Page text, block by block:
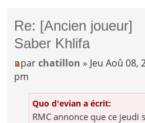
Re: [Ancien joueur]
Saber Khlifa
parchatillon » Jeu Aoû 08,
pm
Quo d'evian a écrit:
RMC annonce que ce jeudi